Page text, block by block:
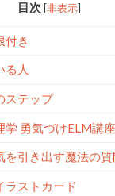
目次 [非表示]
付き
る人
ステップ
学 勇気づけELM講座
を引き出す魔法の質
ラストカード